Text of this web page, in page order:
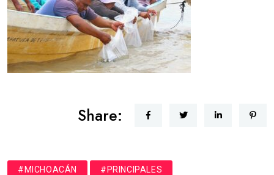
Share:
#MICHOACÁN #PRINCIPALES